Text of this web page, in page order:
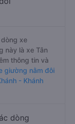
xe
này là xe Tân
thông tin và
giường nằm đôi
- Khánh
dòng